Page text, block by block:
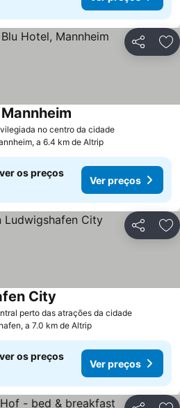
Partilhar
no centro da cidade
a 6.4 km de Altrip
os preços
Ver preços
Partilhar
perto das atrações da cidade
City
a 7.0 km de Altrip
os preços
Ver preços